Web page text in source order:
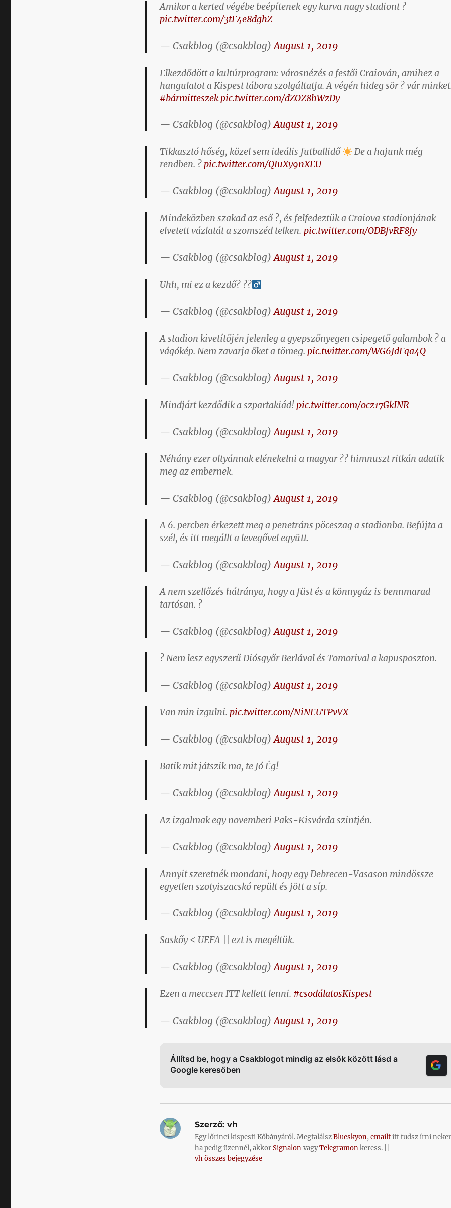
Amikor a kerted végébe beépítenek egy kurva nagy stadiont ?
pic.twitter.com/3tF4e8dghZ
— Csakblog (@csakblog) August 1, 2019
Elkezdődött a kultúrprogram: városnézés a festői Craiován, amihez a
hangulatot a Kispest tábora szolgáltatja. A végén hideg sör ? vár
#bármitteszekpic.twitter.com/dZOZ8hWzDy
— Csakblog (@csakblog)August 1, 2019
Tikkasztó hőség, közel sem ideális futballidő
De a hajunk még
rendben. ?pic.twitter.com/QIuXy9nXEU
— Csakblog (@csakblog)August 1, 2019
Mindeközben szakad az eső ?, és felfedeztük a Craiova stadionjának
elvetett vázlatát a szomszéd telken. pic.twitter.com/ODBfvRF8fy
— Csakblog (@csakblog)August 1, 2019
Uhh, mi ez a kezdő? ??‍
— Csakblog (@csakblog)August 1, 2019
A stadion kivetítőjén jelenleg a gyepszőnyegen csipegető galambok ? a
vágókép. Nem zavarja őket a tömeg. pic.twitter.com/WG6JdFqa4Q
— Csakblog (@csakblog)August 1, 2019
Mindjárt kezdődik a szpartakiád! pic.twitter.com/ocz17GkINR
— Csakblog (@csakblog)August 1, 2019
Néhány ezer oltyánnak elénekelni a magyar ?? himnuszt ritkán adatik
meg az embernek.
— Csakblog (@csakblog)August 1, 2019
A 6. percben érkezett meg a penetráns pöceszag a stadionba. Befújta a
szél, és itt megállt a levegővel együtt.
— Csakblog (@csakblog)August 1, 2019
A nem szellőzés hátránya, hogy a füst és a könnygáz is bennmarad
tartósan. ?
— Csakblog (@csakblog)August 1, 2019
? Nem lesz egyszerű Diósgyőr Berlával és Tomorival a kapusposzton.
— Csakblog (@csakblog) August 1, 2019
Van min izgulni. pic.twitter.com/NiNEUTPvVX
— Csakblog (@csakblog) August 1, 2019
Batik mit játszik ma, te Jó Ég!
— Csakblog (@csakblog) August 1, 2019
Az izgalmak egy novemberi Paks-Kisvárda szintjén.
— Csakblog (@csakblog) August 1, 2019
Annyit szeretnék mondani, hogy egy Debrecen-Vasason mindössze
egyetlen szotyiszacskó repült és jött a síp.
— Csakblog (@csakblog)August 1, 2019
Saskőy < UEFA || ezt is megéltük.
— Csakblog (@csakblog)August 1, 2019
Ezen a meccsen ITT kellett lenni. #csodálatosKispest
— Csakblog (@csakblog)August 1, 2019
Állítsd be, hogy a Csakblogot mindig az elsők között lásd a
Google keresőben
Szerző:vh
Egy lőrinci kispesti Kőbányáról. MegtalálszBlueskyon,emailtitt tudsz írni
ha pedig üzennél, akkorSignalonvagyTelegramonkeress. ||
vh összes bejegyzése